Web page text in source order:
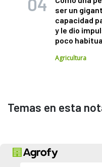
ser un
capacidad
y le dio
poco
Agricultura
Temas en esta